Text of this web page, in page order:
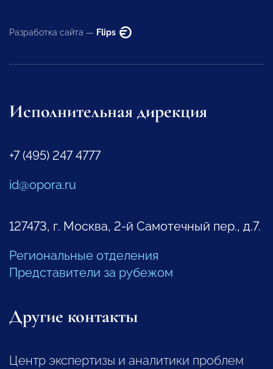
Разработка сайта — Flips
Исполнительная дирекция
+7 (495) 247 4777
id@opora.ru
127473, г. Москва, 2-й Самотечный пер., д.7.
Региональные отделения
Представители за рубежом
Другие контакты
Центр экспертизы и аналитики проблем